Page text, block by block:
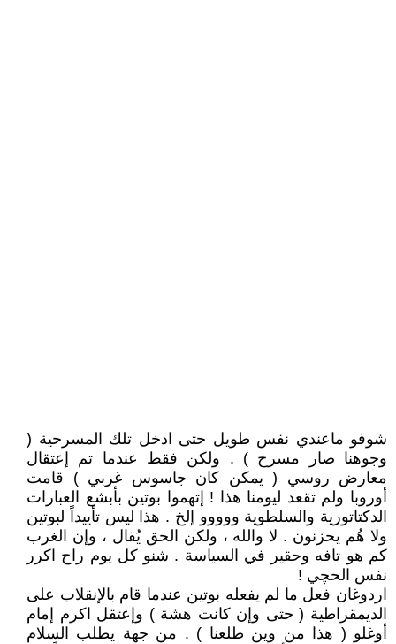
شوفو ماعندي نفس طويل حتى ادخل تلك المسرحية (
وجوهنا صار مسرح ) . ولكن فقط عندما تم إعتقال
معارض روسي ( يمكن كان جاسوس غربي ) قامت
أوروبا ولم تقعد ليومنا هذا ! إتهموا بوتين بأبشع العبارات
الدكتاتورية والسلطوية ووووو إلخ . هذا ليس تأييداً لبوتين
ولا هُم يحزنون . لا والله ، ولكن الحق يُقال ، وإن الغرب
كم هو تافه وحقير في السياسة . شنو كل يوم راح اكرر
نفس الحچي !
اردوغان فعل ما لم يفعله بوتين عندما قام بالإنقلاب على
الديمقراطية ( حتى وإن كانت هشة ) وإعتقل اكرم إمام
أوغلو ( هذا من وين طلعنا ) . من جهة يطلب السلام